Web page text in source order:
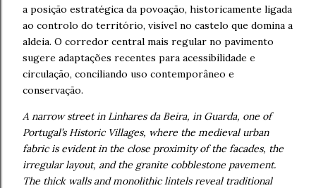
a posição estratégica da povoação, historicamente ligada
ao controlo do território, visível no castelo que domina a
aldeia. O corredor central mais regular no pavimento
sugere adaptações recentes para acessibilidade e
circulação, conciliando uso contemporâneo e
conservação.
A narrow street in Linhares da Beira, in Guarda, one of
Portugal’s Historic Villages, where the medieval urban
fabric is evident in the close proximity of the facades, the
irregular layout, and the granite cobblestone pavement.
The thick walls and monolithic lintels reveal traditional